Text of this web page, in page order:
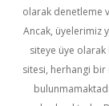
olarak denetleme
Ancak, üyelerimiz
siteye üye
sitesi, herhangi bir